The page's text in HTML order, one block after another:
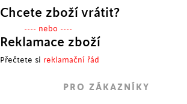
Chcete zboží vrátit?
---- nebo ----
Reklamace zboží
Přečtete si reklamační řád
PRO ZÁKAZNÍKY